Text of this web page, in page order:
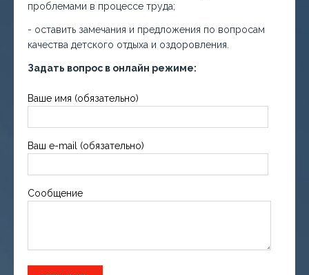
проблемами в процессе труда;
- оставить замечания и предложения по вопросам
качества детского отдыха и оздоровления.
Задать вопрос в онлайн режиме:
Ваше имя (обязательно)
Ваш e-mail (обязательно)
Сообщение